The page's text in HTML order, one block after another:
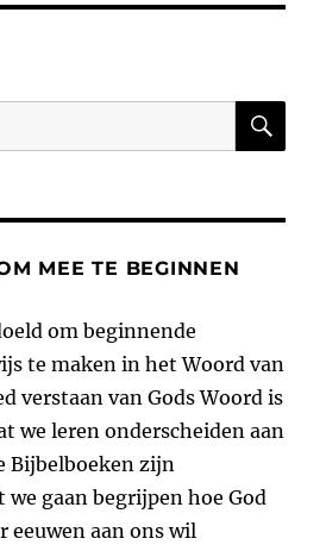
MEE TE BEGINNEN
om beginnende
te maken in het Woord van
verstaan van Gods Woord is
we leren onderscheiden aan
Bijbelboeken zijn
we gaan begrijpen hoe God
eeuwen aan ons wil